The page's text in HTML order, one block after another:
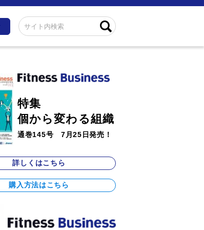
特集
個から変わる組織
通巻145号 7月25日発売！
詳しくはこちら
購入方法はこちら